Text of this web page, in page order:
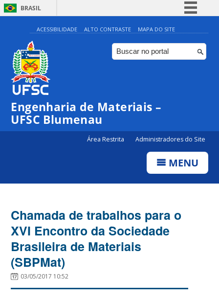
BRASIL
Simplifique!
Comunica BR
Participe
Canais
ACESSIBILIDADE ALTO CONTRASTE MAPA DO SITE
Engenharia de Materiais –
UFSC Blumenau
Área Restrita Administradores do Site
MENU
Chamada de trabalhos para o
XVI Encontro da Sociedade
Brasileira de Materiais
(SBPMat)
03/05/2017 10:52